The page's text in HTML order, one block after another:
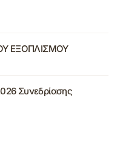
ΕΞΟΠΛΙΣΜΟΥ
Συνεδρίασης